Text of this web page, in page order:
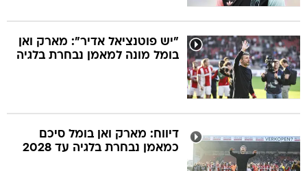
"יש פוטנציאל אדיר": מארק ואן
בומל מונה למאמן נבחרת בלגיה
דיווח: מארק ואן בומל סיכם
כמאמן נבחרת בלגיה עד 2028